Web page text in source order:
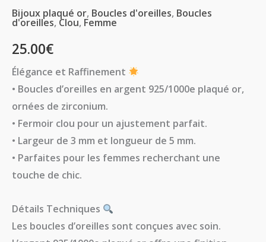
Bijoux plaqué or, Boucles d'oreilles, Boucles
d'oreilles, Clou, Femme
25.00€
Élégance et Raffinement
• Boucles d’oreilles en argent 925/1000e plaqué or,
ornées de zirconium.
• Fermoir clou pour un ajustement parfait.
• Largeur de 3 mm et longueur de 5 mm.
• Parfaites pour les femmes recherchant une
touche de chic.
Détails Techniques
Les boucles d’oreilles sont conçues avec soin.